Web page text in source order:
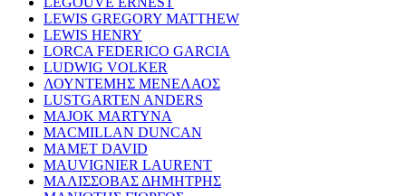
LEWIS GREGORY MATTHEW
LEWIS HENRY
LORCA FEDERICO GARCIA
LUDWIG VOLKER
ΛΟΥΝΤΕΜΗΣ ΜΕΝΕΛΑΟΣ
LUSTGARTEN ANDERS
MAJOK MARTYNA
MACMILLAN DUNCAN
MAMET DAVID
MAUVIGNIER LAURENT
ΜΑΛΙΣΣΟΒΑΣ ΔΗΜΗΤΡΗΣ